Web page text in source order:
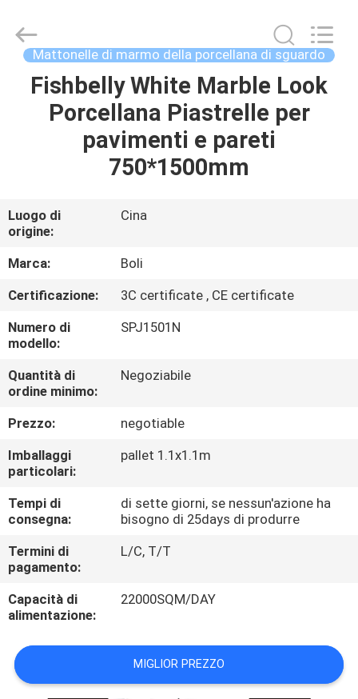
CASA.
PRODOTTI
DI
NOI
VISITA
ALLA
FABBRICA
CONTROLLO
DELLA
QUALITÀ
CONTATTACI
CHIEDI UN
PREVENTIVO
MAPPA
DEL
CERAMICS
CO.,LTD..
Reserved.
Mattonelle di marmo della porcellana di sguardo
Fishbelly White Marble Look
Porcellana Piastrelle per
pavimenti e pareti
750*1500mm
Luogo di
origine:
Cina
Marca:
Boli
Certificazione:
3C certificate , CE certificate
Numero di
modello:
SPJ1501N
Quantità di
ordine minimo:
Negoziabile
Prezzo:
negotiable
Imballaggi
particolari:
pallet 1.1x1.1m
Tempi di
consegna:
di sette giorni, se nessun'azione ha
bisogno di 25days di produrre
Termini di
pagamento:
L/C, T/T
Capacità di
alimentazione:
22000SQM/DAY
MIGLIOR PREZZO